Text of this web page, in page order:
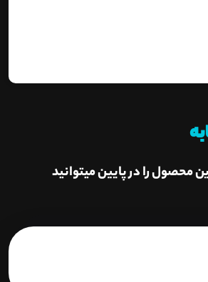
محصول را در پایین میتوانید